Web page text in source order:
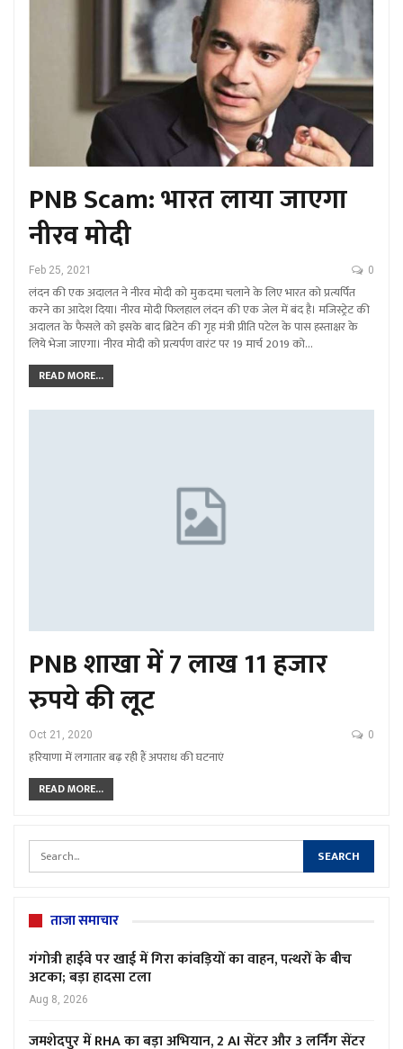
PNB Scam: भारत लाया जाएगा
नीरव मोदी
Feb 25, 2021 0
लंदन की एक अदालत ने नीरव मोदी को मुकदमा चलाने के लिए भारत को प्रत्यर्पित
करने का आदेश दिया। नीरव मोदी फिलहाल लंदन की एक जेल में बंद है। मजिस्ट्रेट की
अदालत के फैसले को इसके बाद ब्रिटेन की गृह मंत्री प्रीति पटेल के पास हस्ताक्षर के
लिये भेजा जाएगा। नीरव मोदी को प्रत्यर्पण वारंट पर 19 मार्च 2019 को…
READ MORE...
PNB शाखा में 7 लाख 11 हजार
रुपये की लूट
Oct 21, 2020 0
हरियाणा में लगातार बढ़ रही हैं अपराध की घटनाएं
READ MORE...
ताजा समाचार
गंगोत्री हाईवे पर खाई में गिरा कांवड़ियों का वाहन, पत्थरों के बीच
अटका; बड़ा हादसा टला
Aug 8, 2026
जमशेदपुर में RHA का बड़ा अभियान, 2 AI सेंटर और 3 लर्निंग सेंटर